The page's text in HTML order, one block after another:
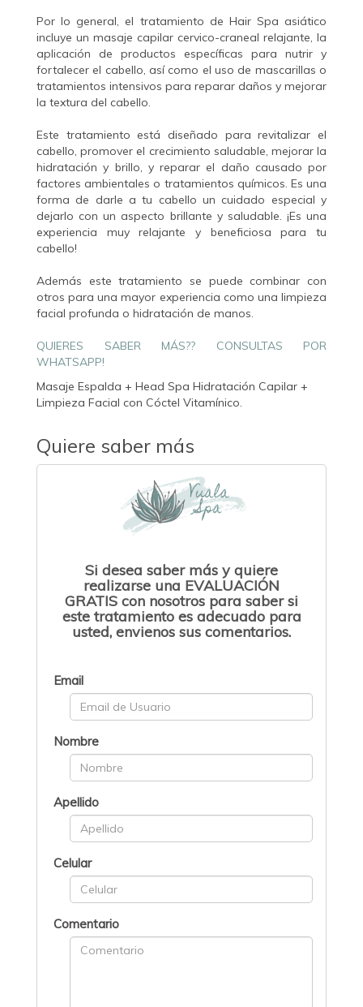
Por lo general, el tratamiento de Hair Spa asiático
incluye un masaje capilar cervico-craneal relajante, la
aplicación de productos específicas para nutrir y
fortalecer el cabello, así como el uso de mascarillas o
tratamientos intensivos para reparar daños y mejorar
la textura del cabello.
Este tratamiento está diseñado para revitalizar el
cabello, promover el crecimiento saludable, mejorar la
hidratación y brillo, y reparar el daño causado por
factores ambientales o tratamientos químicos. Es una
forma de darle a tu cabello un cuidado especial y
dejarlo con un aspecto brillante y saludable. ¡Es una
experiencia muy relajante y beneficiosa para tu
cabello!
Además este tratamiento se puede combinar con
otros para una mayor experiencia como una limpieza
facial profunda o hidratación de manos.
QUIERES SABER MÁS?? CONSULTAS POR
WHATSAPP!
Masaje Espalda + Head Spa Hidratación Capilar +
Limpieza Facial con Cóctel Vitamínico.
Quiere saber más
Si desea saber más y quiere
realizarse una EVALUACIÓN
GRATIS con nosotros para saber si
este tratamiento es adecuado para
usted, envienos sus comentarios.
Email
Nombre
Apellido
Celular
Comentario